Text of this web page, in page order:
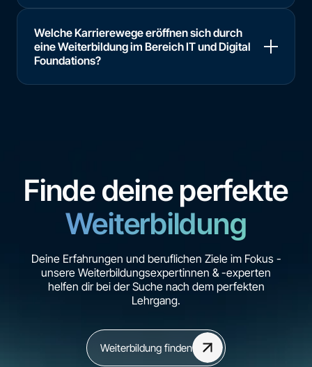
Welche Karrierewege eröffnen sich durch
eine Weiterbildung im Bereich IT und Digital
Foundations?
Finde deine perfekte
Weiterbildung
Deine Erfahrungen und beruflichen Ziele im Fokus -
unsere Weiterbildungsexpertinnen & -experten
helfen dir bei der Suche nach dem perfekten
Lehrgang.
Weiterbildung finden